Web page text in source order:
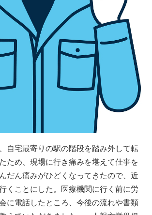
自宅最寄りの駅の階段を踏み外して転
ため、現場に行き痛みを堪えて仕事を
だん痛みがひどくなってきたので、近
くことにした。医療機関に行く前に労
に電話したところ、今後の流れや書類